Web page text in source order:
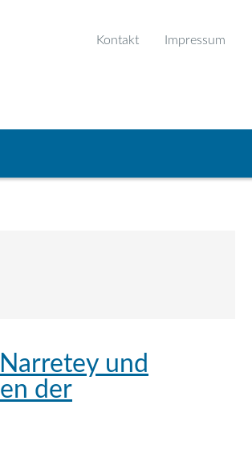
Kontakt Impressum
und
der